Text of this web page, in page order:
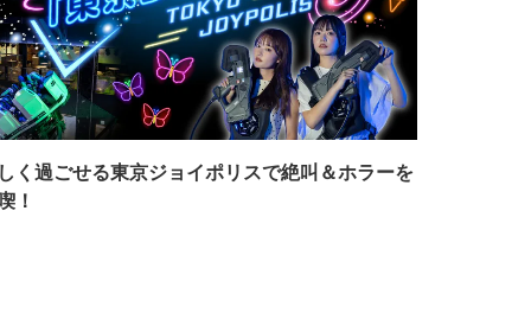
く過ごせる東京ジョイポリスで絶叫＆ホラーを
！